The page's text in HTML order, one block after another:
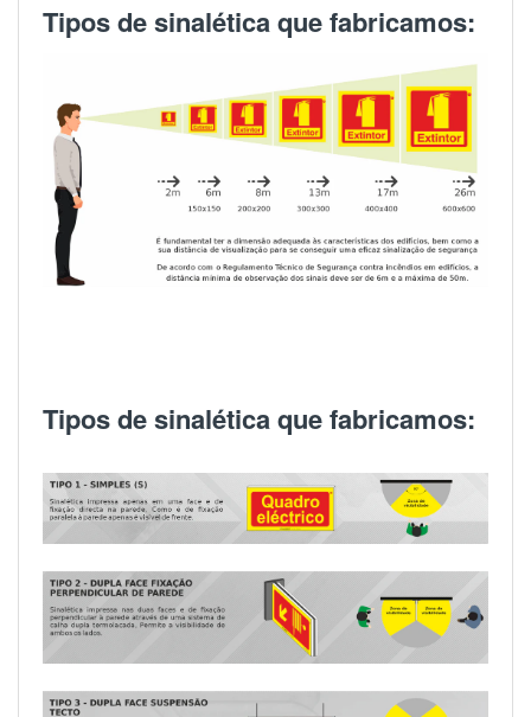
Tipos de sinalética que fabricamos:
Tipos de sinalética que fabricamos: